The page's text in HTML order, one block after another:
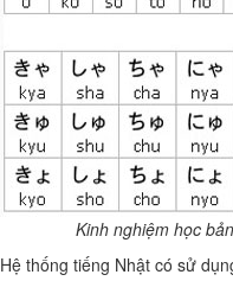
Kinh nghiệm học
Hệ thống tiếng Nhật có sử